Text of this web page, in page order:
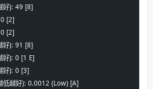
好): 49 [8]
[2]
[2]
好): 91 [8]
好): 0 [1 E]
好): 0 [3]
低越好): 0.0012 (Low) [A]